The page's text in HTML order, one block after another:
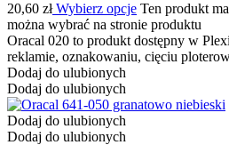
20,60 złWybierz opcje Ten produkt
można wybrać na stronie produktu
Oracal 020 to produkt dostępny w
reklamie, oznakowaniu, cięciu
Dodaj do ulubionych
Dodaj do ulubionych
Dodaj do ulubionych
Dodaj do ulubionych